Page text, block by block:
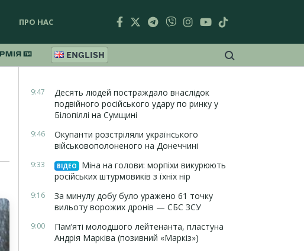
ПРО НАС
ENGLISH
9:47
Десять людей постраждало внаслідок
подвійного російського удару по ринку у
Білопіллі на Сумщині
9:46
Окупанти розстріляли українського
військовополоненого на Донеччині
9:33 ВІДЕО
Міна на голови: морпіхи викурюють
російських штурмовиків з їхніх нір
9:16
За минулу добу було уражено 61 точку
вильоту ворожих дронів — СБС ЗСУ
9:00
Пам’яті молодшого лейтенанта, пластуна
Андрія Марківа (позивний «Маркіз»)